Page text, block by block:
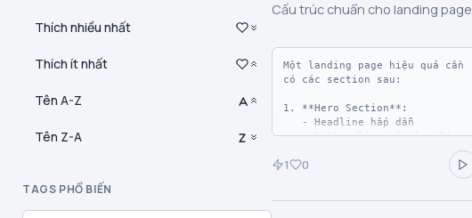
Thích nhiều nhất
Thích ít nhất
Tên A-Z
Tên Z-A
TAGS PHỔ BIẾN
Cấu trúc chuẩn cho landing page
Một landing page hiệu quả cần
có các section sau:
1. **Hero Section**:
   - Subheadline mô tả ngắn
   - CTA button nổi bật
1 0